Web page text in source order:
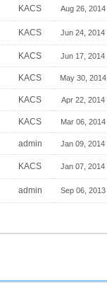
KACS Aug 26, 2014
KACS Jun 24, 2014
KACS Jun 17, 2014
KACS May 30, 2014
KACS Apr 22, 2014
KACS Mar 06, 2014
admin Jan 09, 2014
KACS Jan 07, 2014
admin Sep 06, 2013